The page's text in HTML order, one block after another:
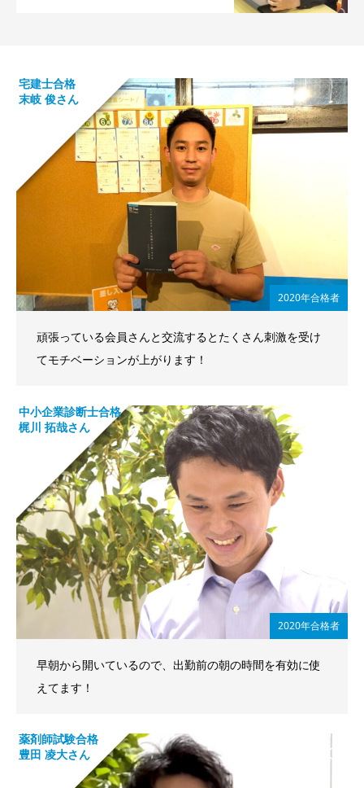
宅建士合格
末岐 俊さん
2020年合格者
頑張っている会員さんと交流するとたくさん刺激を受け
てモチベーションが上がります！
中小企業診断士合格
梶川 拓哉さん
2020年合格者
早朝から開いているので、出勤前の朝の時間を有効に使
えてます！
薬剤師試験合格
豊田 凌大さん